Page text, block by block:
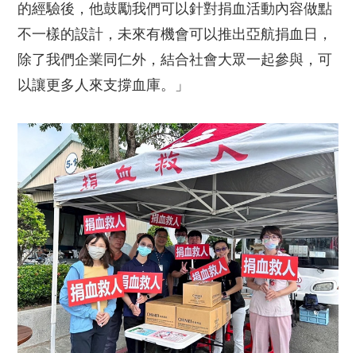
的經驗後，他鼓勵我們可以針對捐血活動內容做點
不一樣的設計，未來有機會可以推出亞航捐血日，
除了我們企業同仁外，結合社會大眾一起參與，可
以讓更多人來支撐血庫。」